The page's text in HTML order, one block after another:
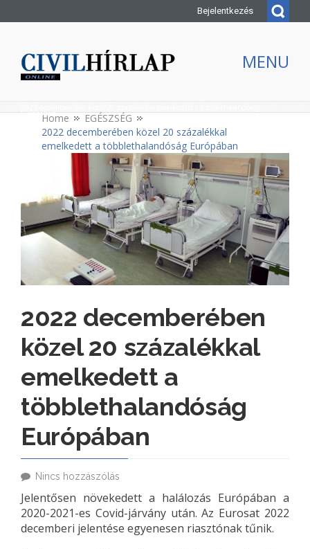
Bejelentkezés
MENU
EurópábanHome
EGÉSZSÉG
2022 decemberében közel 20 százalékkal
emelkedett a többlethalandóság Európában
2022 decemberében
közel 20 százalékkal
emelkedett a
többlethalandóság
Európában
Nincs hozzászólás
Jelentősen növekedett a halálozás Európában a
2020-2021-es Covid-járvány után. Az Eurosat 2022
decemberi jelentése egyenesen riasztónak tűnik.